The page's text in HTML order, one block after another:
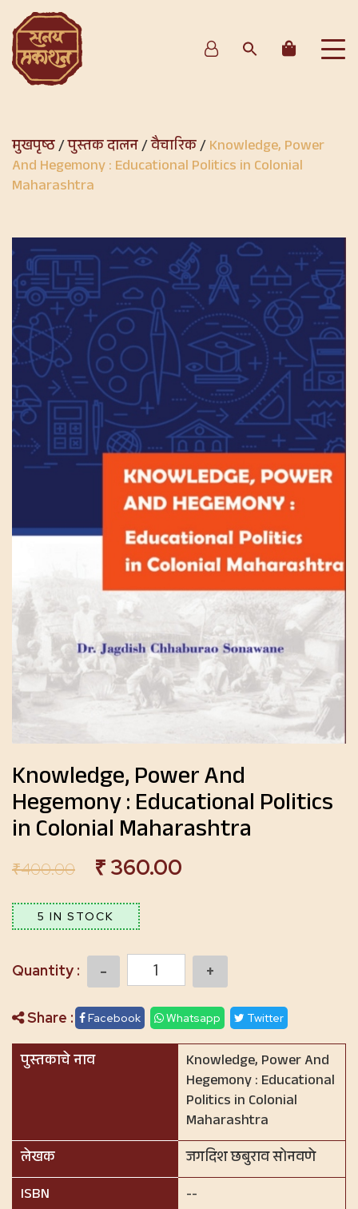
मुखपृष्ठ/पुस्तक दालन/वैचारिक/Knowledge, Power
And Hegemony : Educational Politics in Colonial
Maharashtra
Knowledge, Power And
Hegemony : Educational Politics
in Colonial Maharashtra
₹400.00 ₹ 360.00
5 IN STOCK
Share : Facebook Whatsapp Twitter
पुस्तकाचे नाव
Knowledge, Power And
Hegemony : Educational
Politics in Colonial
Maharashtra
लेखक
जगदिश छबुराव सोनवणे
ISBN
--